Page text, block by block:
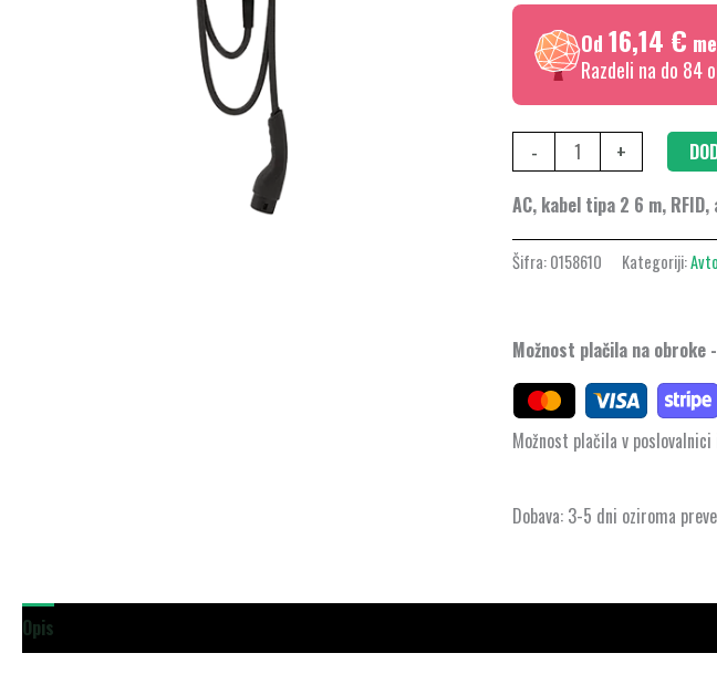
Od16,14 €
Razdeli na do 84
-
Home
C6,
22
kW
+
AC, kabel tipa 2 6 m,
Šifra:0158610 Kategoriji:
Možnost plačila na obroke
Možnost plačila v
Dobava: 3-5 dni oziroma
Opis